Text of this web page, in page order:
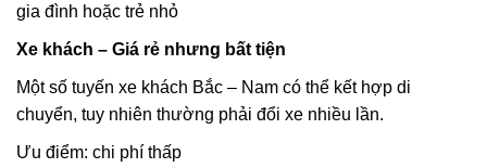
gia đình hoặc trẻ nhỏ
Xe khách – Giá rẻ nhưng bất tiện
Một số tuyến xe khách Bắc – Nam có thể kết hợp di
chuyển, tuy nhiên thường phải đổi xe nhiều lần.
Ưu điểm: chi phí thấp